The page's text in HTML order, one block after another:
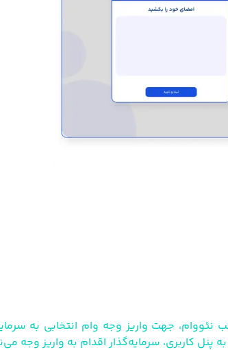
نئووام، جهت واریز وجه وام انتخابی به
کاربری، سرمایه‌گذار اقدام به واریز وجه